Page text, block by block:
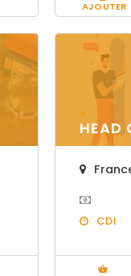
AJOUTER
HEAD
CDI